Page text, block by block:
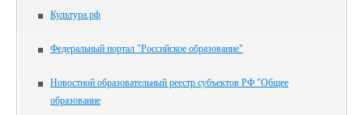
Культура.рф
Федеральный портал "Российское образование"
Новостной образовательный реестр субъектов РФ "Общее
образование